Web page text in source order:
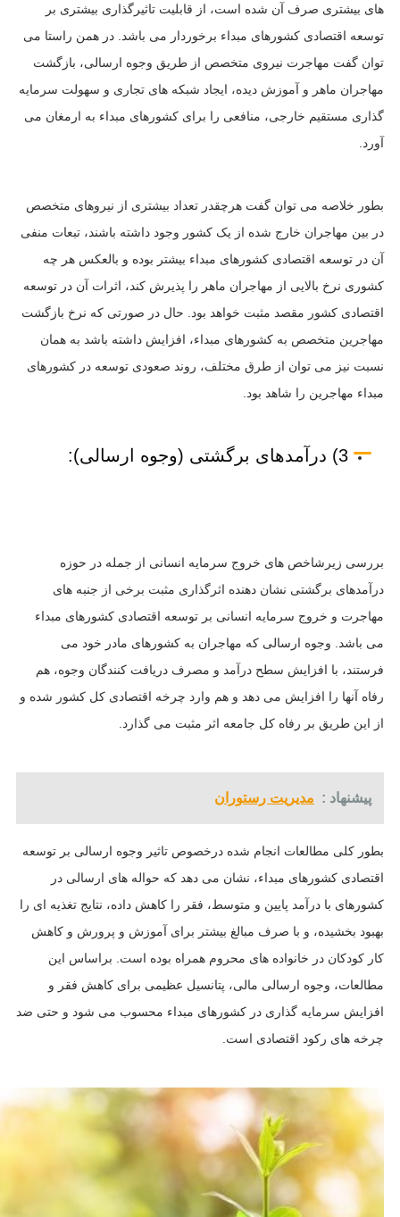
های بیشتری صرف آن شده است، از قابلیت تاثیرگذاری بیشتری بر
توسعه اقتصادی کشورهای مبداء برخوردار می باشد. در همن راستا می
توان گفت مهاجرت نیروی متخصص از طریق وجوه ارسالی، بازگشت
مهاجران ماهر و آموزش دیده، ایجاد شبکه های تجاری و سهولت سرمایه
گذاری مستقیم خارجی، منافعی را برای کشورهای مبداء به ارمغان می
آورد.
بطور خلاصه می توان گفت هرچقدر تعداد بیشتری از نیروهای متخصص
در بین مهاجران خارج شده از یک کشور وجود داشته باشند، تبعات منفی
آن در توسعه اقتصادی کشورهای مبداء بیشتر بوده و بالعکس هر چه
کشوری نرخ بالایی از مهاجران ماهر را پذیرش کند، اثرات آن در توسعه
اقتصادی کشور مقصد مثبت خواهد بود. حال در صورتی که نرخ بازگشت
مهاجرین متخصص به کشورهای مبداء، افزایش داشته باشد به همان
نسبت نیز می توان از طرق مختلف، روند صعودی توسعه در کشورهای
مبداء مهاجرین را شاهد بود.
3) درآمدهای برگشتی (وجوه ارسالی):
بررسی زیرشاخص های خروج سرمایه انسانی از جمله در حوزه
درآمدهای برگشتی نشان دهنده اثرگذاری مثبت برخی از جنبه های
مهاجرت و خروج سرمایه انسانی بر توسعه اقتصادی کشورهای مبداء
می باشد. وجوه ارسالی که مهاجران به کشورهای مادر خود می
فرستند، با افزایش سطح درآمد و مصرف دریافت کنندگان وجوه، هم
رفاه آنها را افزایش می دهد و هم وارد چرخه اقتصادی کل کشور شده و
از این طریق بر رفاه کل جامعه اثر مثبت می گذارد.
پیشنهاد : مدیریت رستوران
بطور کلی مطالعات انجام شده درخصوص تاثیر وجوه ارسالی بر توسعه
اقتصادی کشورهای مبداء، نشان می دهد که حواله های ارسالی در
کشورهای با درآمد پایین و متوسط، فقر را کاهش داده، نتایج تغذیه ای را
بهبود بخشیده، و با صرف مبالغ بیشتر برای آموزش و پرورش و کاهش
کار کودکان در خانواده های محروم همراه بوده است. براساس این
مطالعات، وجوه ارسالی مالی، پتانسیل عظیمی برای کاهش فقر و
افزایش سرمایه گذاری در کشورهای مبداء محسوب می شود و حتی ضد
چرخه های رکود اقتصادی است.